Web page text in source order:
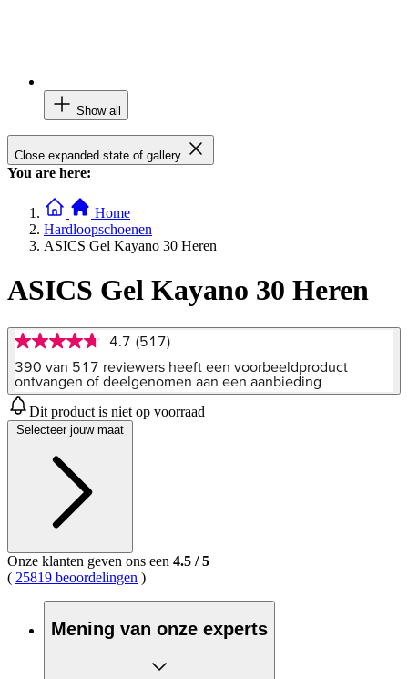
Show all
Close expanded state of gallery
You are here:
Home
Hardloopschoenen
ASICS Gel Kayano 30 Heren
ASICS Gel Kayano 30 Heren
4.7
van
5
sterren,
gemiddelde
scorewaarde.
Read
Reviews.
Dezelfde
paginalink.
4.7 (517)
390 van 517 reviewers heeft een voorbeeldproduct
ontvangen of deelgenomen aan een aanbieding
Dit product is niet op voorraad
Selecteer jouw maat
Onze klanten geven ons een 4.5 /5
( 25819 beoordelingen )
Mening van onze experts